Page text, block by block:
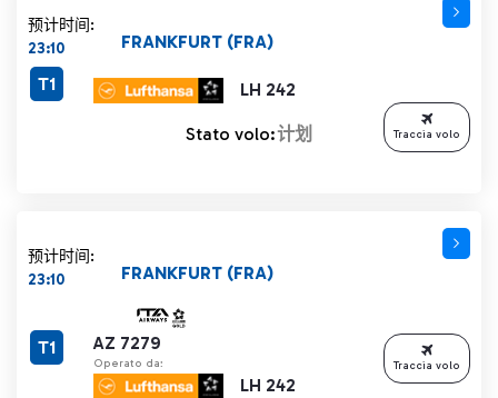
预计时间:
23:10
LH 242
FRANKFURT (FRA)
T1
Stato volo:计划 Traccia volo
预计时间:
23:10
AZ 7279
Operato da:
LH 242
FRANKFURT (FRA)
T1
Traccia volo